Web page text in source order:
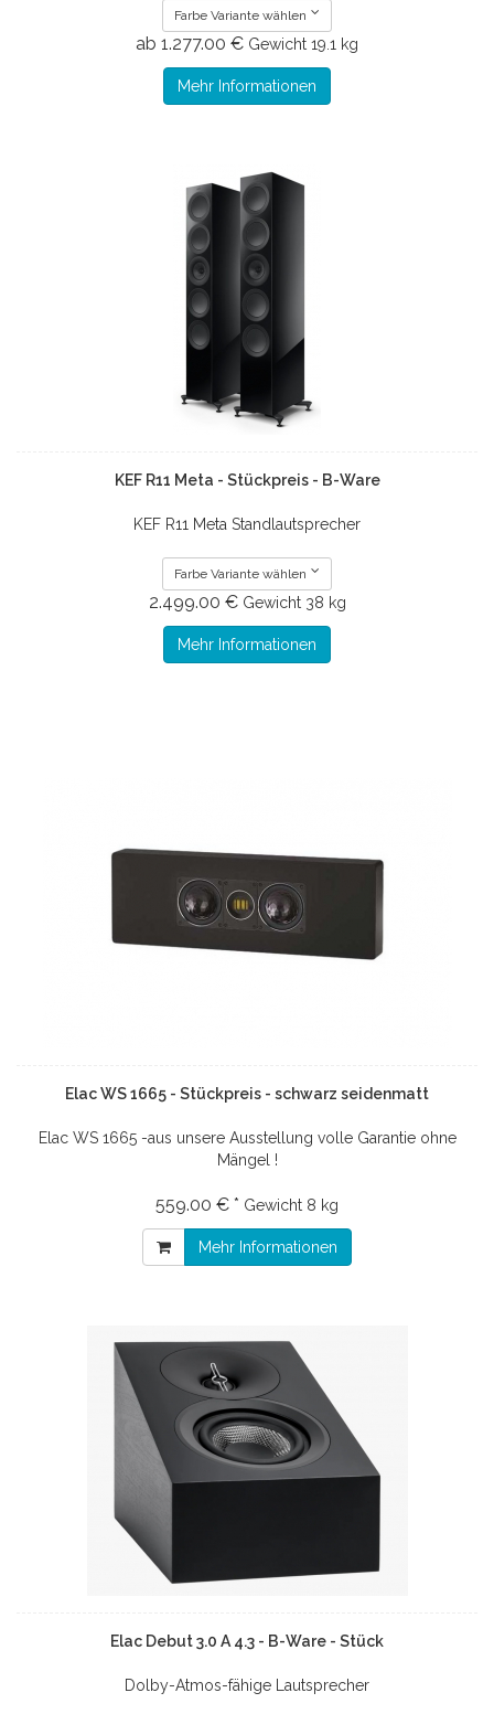
Farbe Variante wählen
ab 1.277.00 € Gewicht 19.1 kg
Mehr Informationen
KEF R11 Meta - Stückpreis - B-Ware
KEF R11 Meta Standlautsprecher
Farbe Variante wählen
2.499.00 € Gewicht 38 kg
Mehr Informationen
Elac WS 1665 - Stückpreis - schwarz seidenmatt
Elac WS 1665 -aus unsere Ausstellung volle Garantie ohne
Mängel !
559.00 € * Gewicht 8 kg
Mehr Informationen
Elac Debut 3.0 A 4.3 - B-Ware - Stück
Dolby-Atmos-fähige Lautsprecher